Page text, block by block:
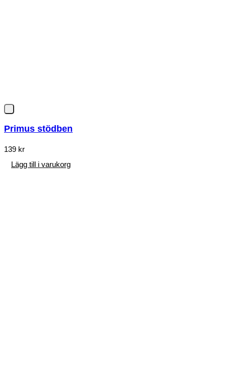
Primus stödben
139 kr
Lägg till i varukorg